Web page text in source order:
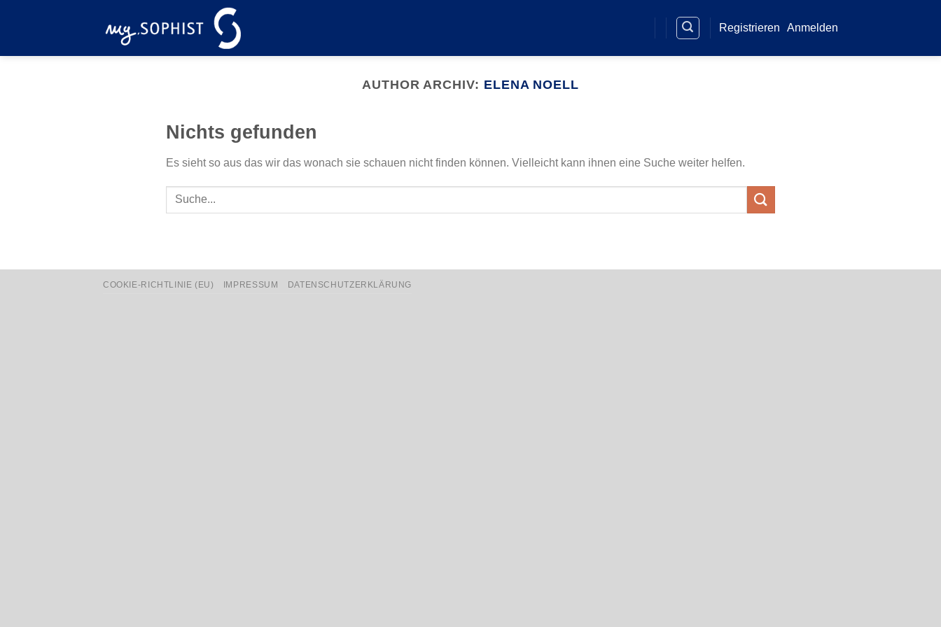
Registrieren Anmelden
AUTHOR ARCHIV: ELENA NOELL
Nichts gefunden
Es sieht so aus das wir das wonach sie schauen nicht finden können. Vielleicht kann ihnen eine Suche weiter helfen.
COOKIE-RICHTLINIE (EU) IMPRESSUM DATENSCHUTZERKLÄRUNG